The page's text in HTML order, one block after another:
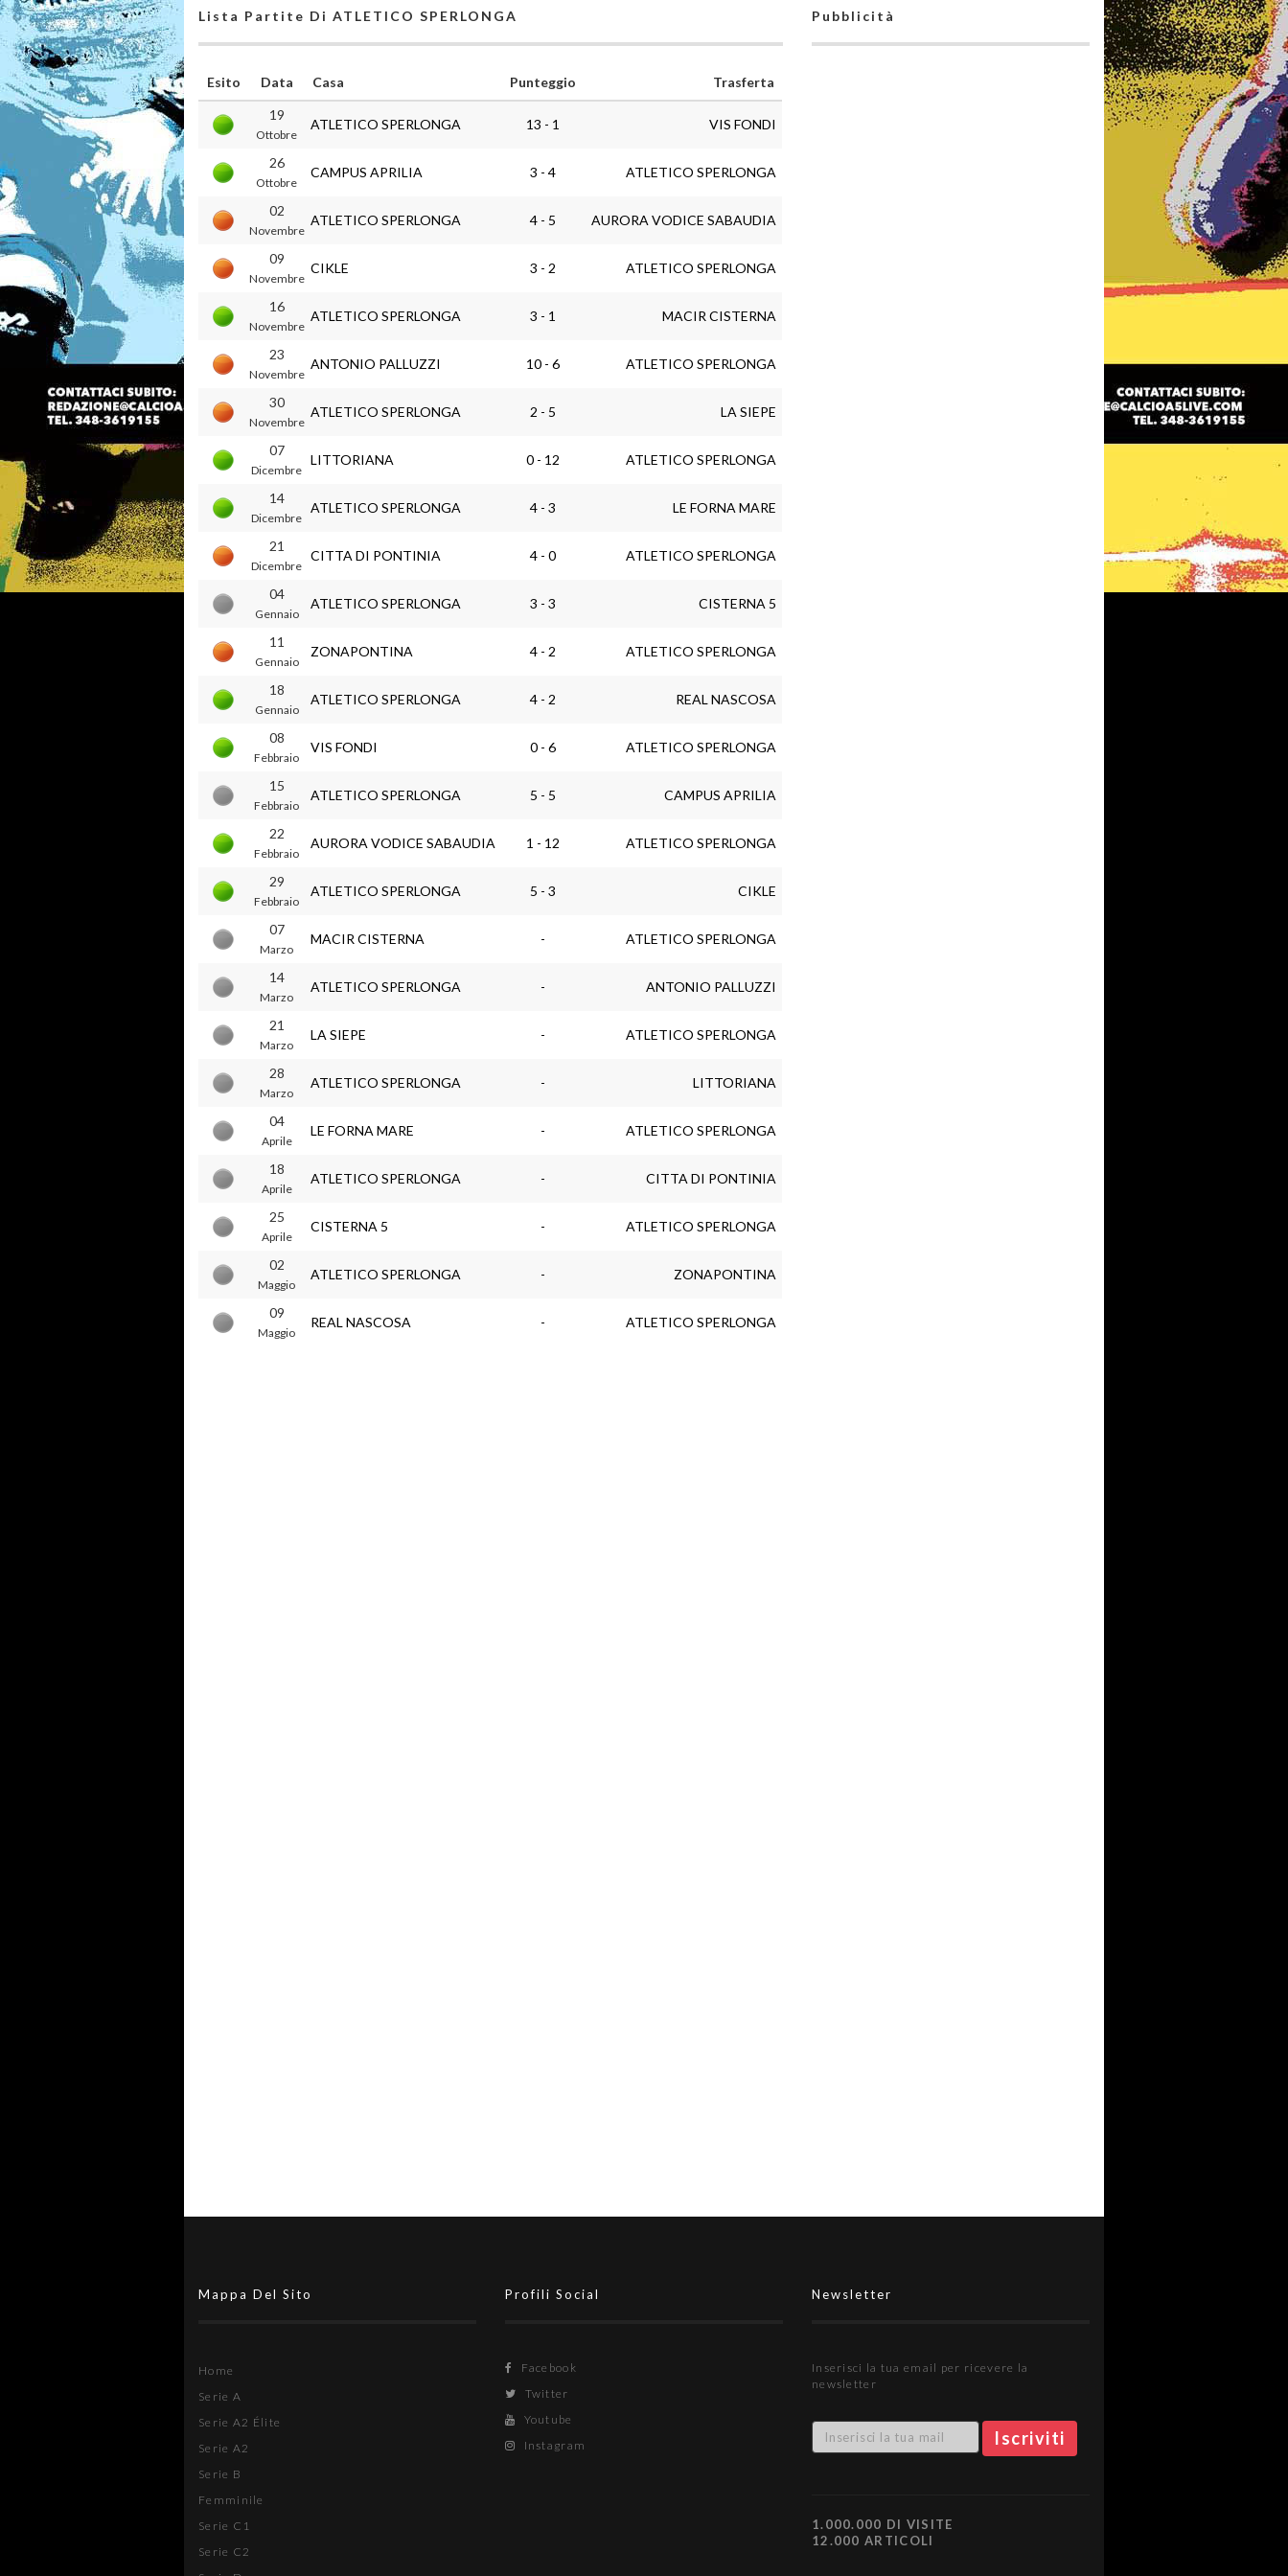
Lista Partite Di ATLETICO SPERLONGA
Esito Data Casa Punteggio
Trasferta
19
Ottobre
ATLETICO SPERLONGA 13 - 1 VIS FONDI
26
Ottobre
CAMPUS APRILIA 3 - 4 ATLETICO SPERLONGA
02
Novembre
ATLETICO SPERLONGA 4 - 5 AURORA VODICE SABAUDIA
09
Novembre
CIKLE 3 - 2 ATLETICO SPERLONGA
16
Novembre
ATLETICO SPERLONGA 3 - 1 MACIR CISTERNA
23
Novembre
ANTONIO PALLUZZI 10 - 6 ATLETICO SPERLONGA
30
Novembre
ATLETICO SPERLONGA 2 - 5 LA SIEPE
07
Dicembre
LITTORIANA 0 - 12 ATLETICO SPERLONGA
14
Dicembre
ATLETICO SPERLONGA 4 - 3 LE FORNA MARE
21
Dicembre
CITTA DI PONTINIA 4 - 0 ATLETICO SPERLONGA
04
Gennaio
ATLETICO SPERLONGA 3 - 3 CISTERNA 5
11
Gennaio
ZONAPONTINA 4 - 2 ATLETICO SPERLONGA
18
Gennaio
ATLETICO SPERLONGA 4 - 2 REAL NASCOSA
08
Febbraio
VIS FONDI 0 - 6 ATLETICO SPERLONGA
15
Febbraio
ATLETICO SPERLONGA 5 - 5 CAMPUS APRILIA
22
Febbraio
AURORA VODICE SABAUDIA 1 - 12 ATLETICO SPERLONGA
29
Febbraio
ATLETICO SPERLONGA 5 - 3 CIKLE
07
Marzo
MACIR CISTERNA - ATLETICO SPERLONGA
14
Marzo
ATLETICO SPERLONGA - ANTONIO PALLUZZI
21
Marzo
LA SIEPE - ATLETICO SPERLONGA
28
Marzo
ATLETICO SPERLONGA - LITTORIANA
04
Aprile
LE FORNA MARE - ATLETICO SPERLONGA
18
Aprile
ATLETICO SPERLONGA - CITTA DI PONTINIA
25
Aprile
CISTERNA 5 - ATLETICO SPERLONGA
02
Maggio
ATLETICO SPERLONGA - ZONAPONTINA
09
Maggio
REAL NASCOSA - ATLETICO SPERLONGA
Pubblicità
Mappa Del Sito
Home
Serie A
Serie A2 Élite
Serie A2
Serie B
Femminile
Serie C1
Serie C2
Profili Social
Facebook
Twitter
Youtube
Instagram
Newsletter
Inserisci la tua email per ricevere la
newsletter
1.000.000 DI VISITE
12.000 ARTICOLI